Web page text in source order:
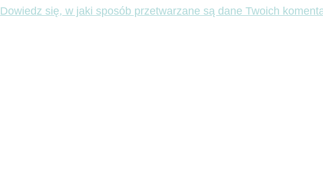
Dowiedz się, w jaki sposób przetwarzane są dane Twoich